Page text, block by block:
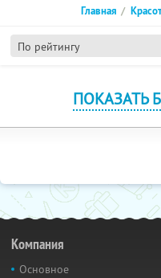
По рейтингу
Главная
ПОКАЗАТЬ
Компания
Основное